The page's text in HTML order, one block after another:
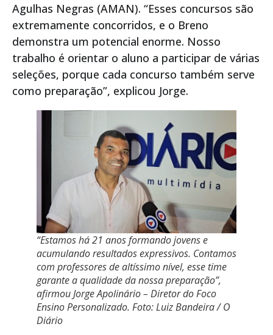
Agulhas Negras (AMAN). “Esses concursos são
extremamente concorridos, e o Breno
demonstra um potencial enorme. Nosso
trabalho é orientar o aluno a participar de várias
seleções, porque cada concurso também serve
como preparação”, explicou Jorge.
“Estamos há 21 anos formando jovens e
acumulando resultados expressivos. Contamos
com professores de altíssimo nível, esse time
garante a qualidade da nossa preparação”,
afirmou Jorge Apolinário – Diretor do Foco
Ensino Personalizado. Foto: Luiz Bandeira / O
Diário